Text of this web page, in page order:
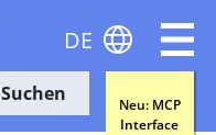
Suchen
Neu: MCP
Interface
DE